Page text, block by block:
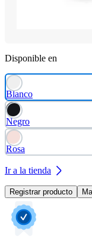
Disponible en
Blanco
Negro
Rosa
Ir a la tienda
Registrar producto